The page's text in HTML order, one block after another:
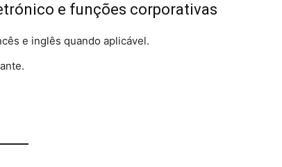
e funções corporativas
e inglês quando aplicável.